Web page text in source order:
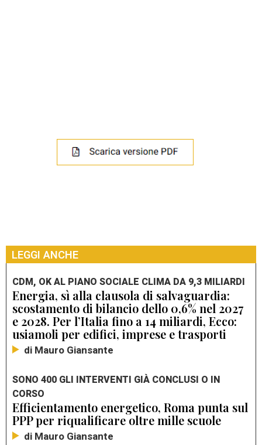
LEGGI ANCHE
CDM, OK AL PIANO SOCIALE CLIMA DA 9,3 MILIARDI
Energia, sì alla clausola di salvaguardia:
scostamento di bilancio dello 0,6% nel 2027
e 2028. Per l’Italia fino a 14 miliardi, Ecco:
usiamoli per edifici, imprese e trasporti
di Mauro Giansante
SONO 400 GLI INTERVENTI GIÀ CONCLUSI O IN
CORSO
Efficientamento energetico, Roma punta sul
PPP per riqualificare oltre mille scuole
di Mauro Giansante